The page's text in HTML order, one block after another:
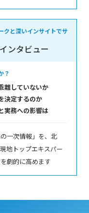
クと深いインサイトでサ
ンタビュー
？
離していないか
決定するのか
実務への影響は
一次情報」を、北
地トップエキスパー
劇的に高めます